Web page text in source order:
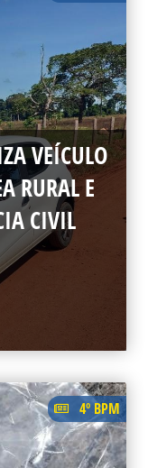
VEÍCULO
RURAL E
CIVIL
4º BPM